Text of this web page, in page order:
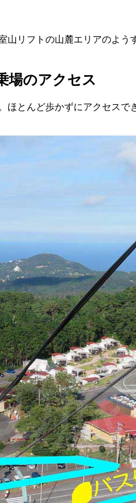
リフトの山麓エリアのよ
場のアクセス
とんど歩かずにアクセス